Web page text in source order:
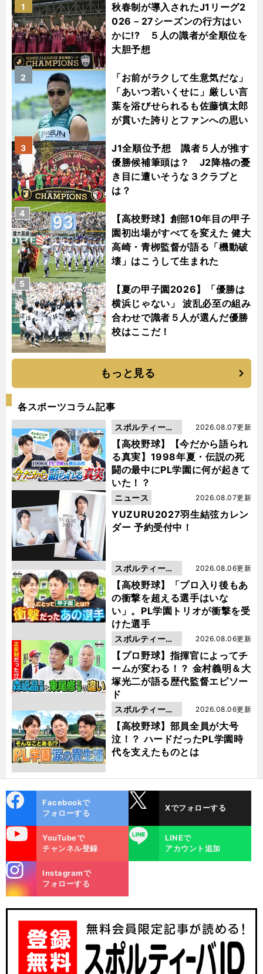
秋春制が導入されたJ1リーグ2
026－27シーズンの行方はい
かに!? ５人の識者が全順位を
大胆予想
1
「お前がラクして生意気だな」
「あいつ若いくせに」厳しい言
葉を浴びせられるも佐藤慎太郎
が貫いた誇りとファンへの思い
2
J1全順位予想 識者５人が推す
優勝候補筆頭は？ J2降格の憂
き目に遭いそうな３クラブと
は？
3
【高校野球】創部10年目の甲子
園初出場がすべてを変えた 健大
高崎・青栁監督が語る「機動破
壊」はこうして生まれた
4
【夏の甲子園2026】「優勝は
横浜じゃない」 波乱必至の組み
合わせで識者５人が選んだ優勝
校はここだ！
5
もっと見る
各スポーツコラム記事
【高校野球】【今だから語られ
る真実】1998年夏・伝説の死
闘の最中にPL学園に何が起きて
いた！？
2026.08.07更新
スポルティーバ
動画
YUZURU2027羽生結弦カレン
ダー 予約受付中！
2026.08.07更新
ニュース
【高校野球】「プロ入り後もあ
の衝撃を超える選手はいな
い」。PL学園トリオが衝撃を受
けた選手
2026.08.06更新
スポルティーバ
動画
【プロ野球】指揮官によってチ
ームが変わる！？ 金村義明＆大
塚光二が語る歴代監督エピソー
ド
2026.08.06更新
スポルティーバ
動画
【高校野球】部員全員が大号
泣！？ ハードだったPL学園時
代を支えたものとは
2026.08.06更新
スポルティーバ
動画
ok
Facebookで
フォローする
Xでフォローする
YouTubeで
チャンネル登録
LINE
LINEで
アカウント追加
m
Instagramで
フォローする